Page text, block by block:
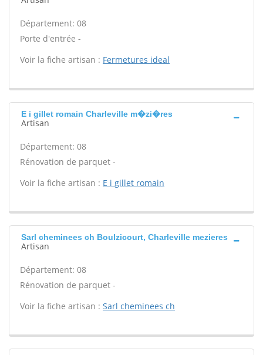
Département: 08
Porte d'entrée -
Voir la fiche artisan : Fermetures ideal
E i gillet romain Charleville m�zi�res
Artisan
Département: 08
Rénovation de parquet -
Voir la fiche artisan : E i gillet romain
Sarl cheminees ch Boulzicourt, Charleville mezieres
Artisan
Département: 08
Rénovation de parquet -
Voir la fiche artisan : Sarl cheminees ch